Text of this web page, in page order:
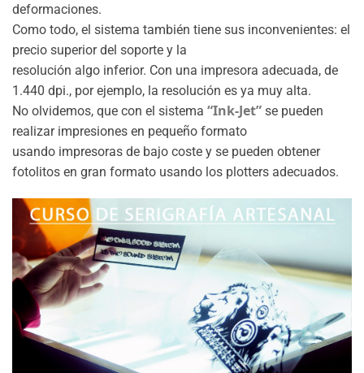
deformaciones.
Como todo, el sistema también tiene sus inconvenientes: el
precio superior del soporte y la
resolución algo inferior. Con una impresora adecuada, de
1.440 dpi., por ejemplo, la resolución es ya muy alta.
No olvidemos, que con el sistema “Ink-Jet” se pueden
realizar impresiones en pequeño formato
usando impresoras de bajo coste y se pueden obtener
fotolitos en gran formato usando los plotters adecuados.